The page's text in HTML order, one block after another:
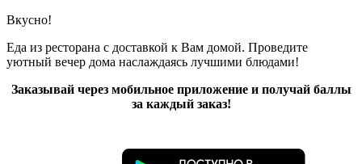
Вкусно!
Еда из ресторана с доставкой к Вам домой. Проведите
уютный вечер дома наслаждаясь лучшими блюдами!
Заказывай через мобильное приложение и получай баллы
за каждый заказ!